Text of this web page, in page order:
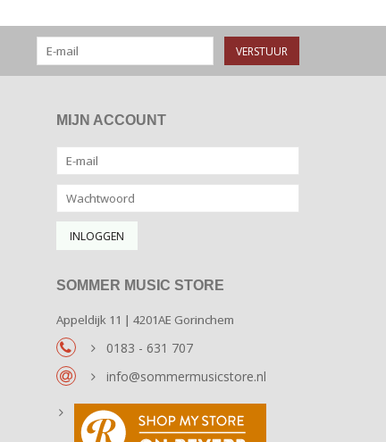
VERSTUUR
MIJN ACCOUNT
SOMMER MUSIC STORE
Appeldijk 11 | 4201AE Gorinchem
0183 - 631 707
info@sommermusicstore.nl